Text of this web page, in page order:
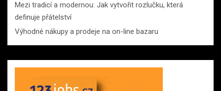
Mezi tradicí a modernou: Jak vytvořit rozlučku, která
definuje přátelství
Výhodné nákupy a prodeje na on-line bazaru